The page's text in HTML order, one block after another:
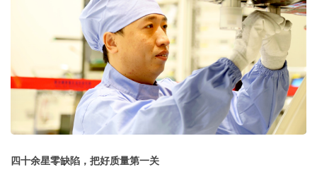
四十余星零缺陷，把好质量第一关